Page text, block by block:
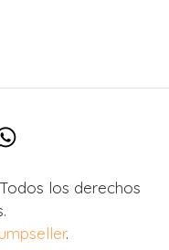
los derechos
.